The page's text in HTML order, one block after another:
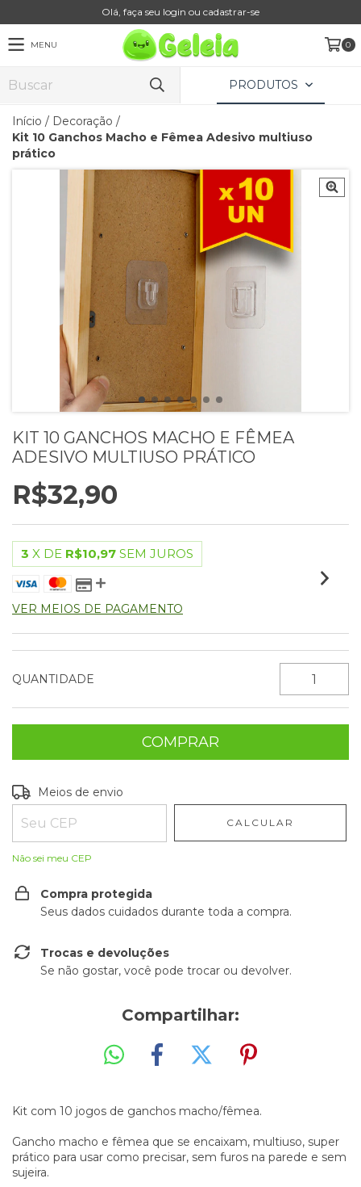
Olá, faça seu login ou cadastrar-se
MENU 0
PRODUTOS
Início / Decoração /
Kit 10 Ganchos Macho e Fêmea Adesivo multiuso
prático
KIT 10 GANCHOS MACHO E FÊMEA
ADESIVO MULTIUSO PRÁTICO
R$32,90
3 X DE R$10,97 SEM JUROS
VER MEIOS DE PAGAMENTO
QUANTIDADE
Entregas para o CEP:
Meios de envio
CALCULAR
Não sei meu CEP
Compra protegida
Seus dados cuidados durante toda a compra.
Trocas e devoluções
Se não gostar, você pode trocar ou devolver.
Compartilhar:
Kit com 10 jogos de ganchos macho/fêmea.
Gancho macho e fêmea que se encaixam, multiuso, super
prático para usar como precisar, sem furos na parede e sem
sujeira.